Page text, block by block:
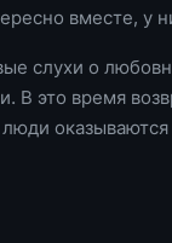
вместе, у
слухи о
это время